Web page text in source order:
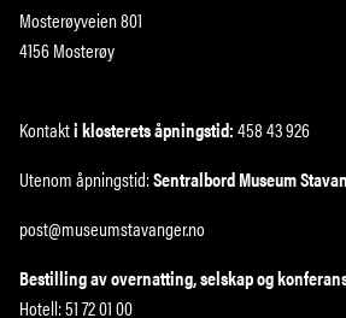
Mosterøyveien 801
4156 Mosterøy
Kontakti klosterets åpningstid:458 43 926
Utenom åpningstid:Sentralbord Museum
post@museumstavanger.no
Bestilling av overnatting, selskap og
Hotell: 51 72 01 00